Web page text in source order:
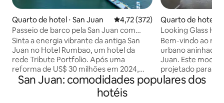
Quarto de hotel ⋅ San Juan 4,72 de uma avaliação média de
4,72 (372)
Passeio de barco pela San Juan com
jantar e piscina no terraço
Sinta a energia vibrante da antiga San
Juan no Hotel Rumbao, um hotel da
rede Tribute Portfolio. Após uma
reforma de US$ 30 milhões em 2024,
este ponto de referência à beira-mar
oferece uma experiência boutique
moderna que combina o design de
Quarto de hotel ⋅
Looking Glass
Bem-vindo ao
urbano aninhado
Juan. Este
projetado para
sofisticação,
San Juan: comodidades populares dos
hotéis